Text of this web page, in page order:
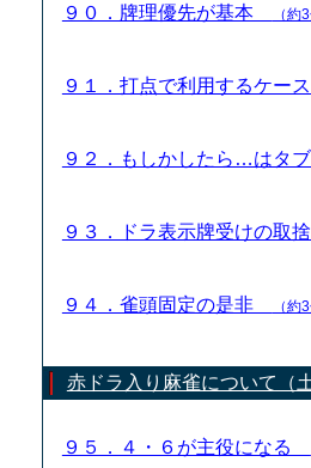
９０．牌理優先が基本 （約
９１．打点で利用するケー
９２．もしかしたら…はタ
９３．ドラ表示牌受けの取
９４．雀頭固定の是非 （約
赤ドラ入り麻雀について（
９５．４・６が主役になる